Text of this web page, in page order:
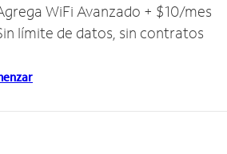
WiFi Avanzado + $10/mes
límite de datos, sin contratos